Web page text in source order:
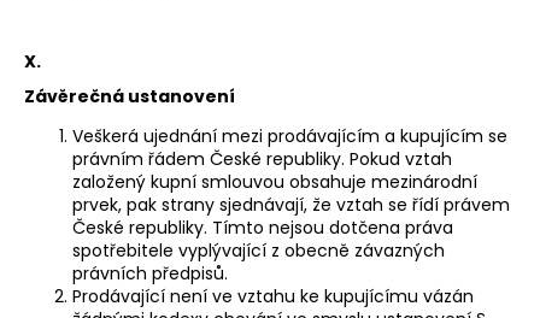
X.
Závěrečná ustanovení
Veškerá ujednání mezi prodávajícím a kupujícím se
právním řádem České republiky. Pokud vztah
založený kupní smlouvou obsahuje mezinárodní
prvek, pak strany sjednávají, že vztah se řídí právem
České republiky. Tímto nejsou dotčena práva
spotřebitele vyplývající z obecně závazných
právních předpisů.
Prodávající není ve vztahu ke kupujícímu vázán